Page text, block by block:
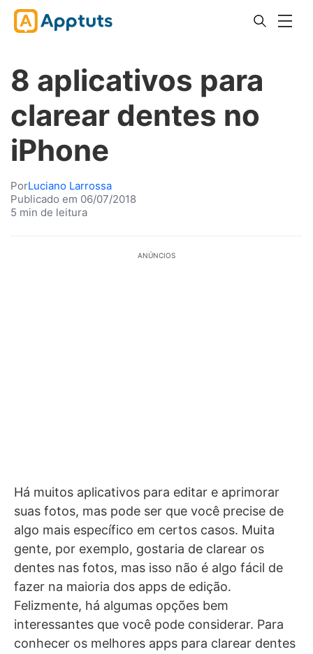
8 aplicativos para
clarear dentes no
iPhone
PorLuciano Larrossa
Publicado em 06/07/2018
5 min de leitura
ANÚNCIOS
Há muitos aplicativos para editar e aprimorar
suas fotos, mas pode ser que você precise de
algo mais específico em certos casos. Muita
gente, por exemplo, gostaria de clarear os
dentes nas fotos, mas isso não é algo fácil de
fazer na maioria dos apps de edição.
Felizmente, há algumas opções bem
interessantes que você pode considerar. Para
conhecer os melhores apps para clarear dentes